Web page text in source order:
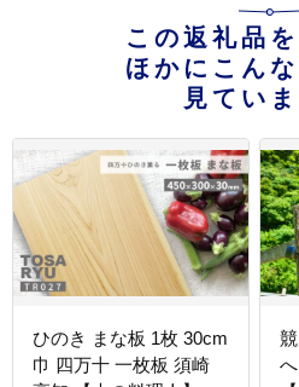
この返礼品
ほかにこん
見ていま
ひのき まな板 1枚 30cm
巾 四万十 一枚板 須崎